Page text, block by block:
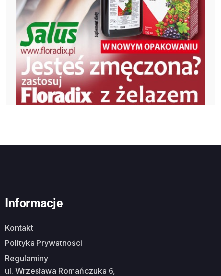
Informacje
Kontakt
Polityka Prywatności
Regulaminy
ul. Wrzesława Romańczuka 6,